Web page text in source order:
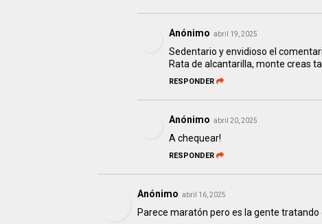
Anónimo abril 19, 2025
Sedentario y envidioso el
Rata de alcantarilla, monte creas
RESPONDER
Anónimo abril 20, 2025
A chequear!
RESPONDER
Anónimo abril 16, 2025
Parece maratón pero es la gente